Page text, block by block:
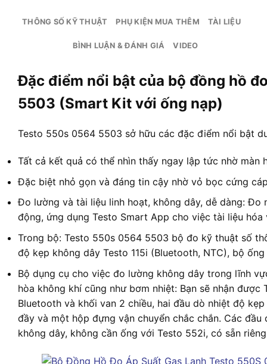
THÔNG SỐ KỸ THUẬT PHỤ KIỆN MUA THÊM TÀI LIỆU
BÌNH LUẬN & ĐÁNH GIÁ VIDEO
Đặc điểm nổi bật của bộ đồng hồ
5503 (Smart Kit với ống nạp)
Testo 550s 0564 5503 sở hữu các đặc điểm nổi bật
Tất cả kết quả có thể nhìn thấy ngay lập tức nhờ màn
Đặc biệt nhỏ gọn và đáng tin cậy nhờ vỏ bọc cứng
Đo lường và tài liệu linh hoạt, không dây, dễ dàng:
động, ứng dụng Testo Smart App cho việc tài liệu hóa
Trong bộ: Testo 550s 0564 5503 bộ đo kỹ thuật số
độ kẹp không dây Testo 115i (Bluetooth, NTC), bộ
Bộ dụng cụ cho việc đo lường không dây trong lĩnh
hòa không khí cũng như bơm nhiệt: Bạn sẽ nhận
Bluetooth và khối van 2 chiều, hai đầu dò nhiệt độ
đầy và một hộp đựng vận chuyển chắc chắn. Các
không dây, không cần ống với Testo 552i, có sẵn